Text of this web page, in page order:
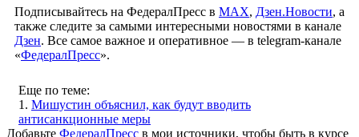
Подписывайтесь на ФедералПресс в МАХ, Дзен.Новости, а
также следите за самыми интересными новостями в канале
Дзен. Все самое важное и оперативное — в telegram-канале
«ФедералПресс».
Еще по теме:
1. Мишустин объяснил, как будут вводить
антисанкционные меры
Добавьте ФедералПресс в мои источники, чтобы быть в курсе